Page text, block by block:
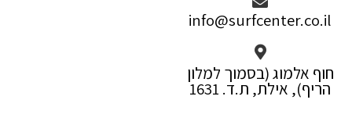
info@surfcenter.co.il
חוף אלמוג (בסמוך למלון
הריף), אילת, ת.ד. 1631